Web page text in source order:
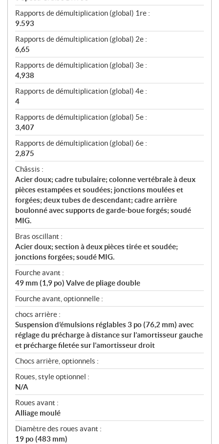
Rapports de démultiplication (global) 1re :
9.593
Rapports de démultiplication (global) 2e :
6,65
Rapports de démultiplication (global) 3e :
4,938
Rapports de démultiplication (global) 4e :
4
Rapports de démultiplication (global) 5e :
3,407
Rapports de démultiplication (global) 6e :
2,875
Châssis :
Acier doux; cadre tubulaire; colonne vertébrale à deux
pièces estampées et soudées; jonctions moulées et
forgées; deux tubes de descendant; cadre arrière
boulonné avec supports de garde-boue forgés; soudé
MIG.
Bras oscillant :
Acier doux; section à deux pièces tirée et soudée;
jonctions forgées; soudé MIG.
Fourche avant :
49 mm (1,9 po) Valve de pliage double
Fourche avant, optionnelle :
chocs arrière :
Suspension d’émulsions réglables 3 po (76,2 mm) avec
réglage du précharge à distance sur l’amortisseur gauche
et précharge filetée sur l’amortisseur droit
Chocs arrière, optionnels :
Roues, style optionnel :
N/A
Roues avant :
Alliage moulé
Diamètre des roues avant :
19 po (483 mm)